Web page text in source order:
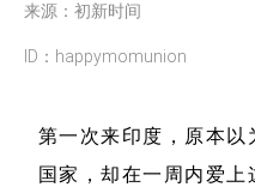
来源： 初新时间
ID： happymomunion
第一次来印度，原本以
国家，却在一周内爱